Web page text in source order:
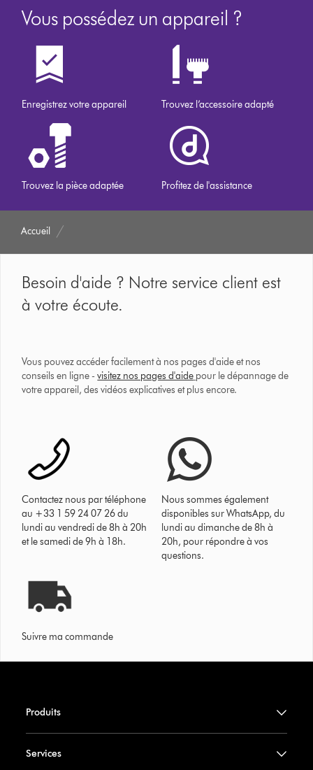
Vous possédez un appareil ?
Enregistrez votre appareil Trouvez l’accessoire adapté
Trouvez la pièce adaptée Profitez de l'assistance
Accueil
Besoin d'aide ? Notre service client est
à votre écoute.
Vous pouvez accéder facilement à nos pages d'aide et nos
conseils en ligne -visitez nos pages d'aide pour le dépannage de
votre appareil, des vidéos explicatives et plus encore.
Contactez nous par téléphone
au +33 1 59 24 07 26 du
lundi au vendredi de 8h à 20h
et le samedi de 9h à 18h.
Nous sommes également
disponibles sur WhatsApp, du
lundi au dimanche de 8h à
20h, pour répondre à vos
questions.
Suivre ma commande
Produits
Services